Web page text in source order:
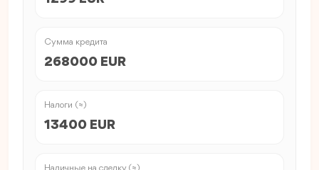
Сумма кредита
268000 EUR
Налоги (≈)
13400 EUR
Наличные на сделку (≈)